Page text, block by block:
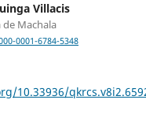
Villacis
de Machala
0001-6784-5348
10.33936/